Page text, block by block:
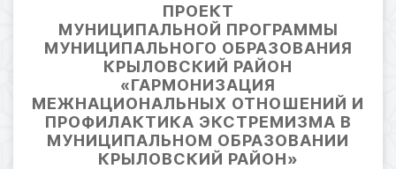
ПРОЕКТ
МУНИЦИПАЛЬНОЙ ПРОГРАММЫ
МУНИЦИПАЛЬНОГО ОБРАЗОВАНИЯ
КРЫЛОВСКИЙ РАЙОН
«ГАРМОНИЗАЦИЯ
МЕЖНАЦИОНАЛЬНЫХ ОТНОШЕНИЙ И
ПРОФИЛАКТИКА ЭКСТРЕМИЗМА В
МУНИЦИПАЛЬНОМ ОБРАЗОВАНИИ
КРЫЛОВСКИЙ РАЙОН»